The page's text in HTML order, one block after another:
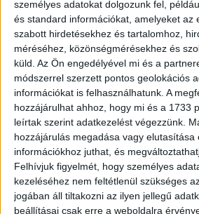
személyes adatokat dolgozunk fel,
és standard információkat, amelyeket az
szabott hirdetésekhez és tartalomhoz,
méréséhez, közönségmérésekhez és
küld. Az Ön engedélyével mi és a
módszerrel szerzett pontos geolokációs
információkat is felhasználhatunk. A
hozzájárulhat ahhoz, hogy mi és a 1733
leírtak szerint adatkezelést végezzünk.
hozzájárulás megadása vagy elutasítása
információkhoz juthat, és
Felhívjuk figyelmét, hogy személyes
kezeléséhez nem feltétlenül szükséges
jogában áll tiltakozni az ilyen jellegű
beállításai csak erre a weboldalra
„A kihasználtsági rátánkat persze
két százalékkal feljebb tornázni, de
a nagy sportesemények
fizetőképességű vendégeket
nyári szezon akár 25 százalékos
árbevételünkben” – hangsúlyozta
A rendkívüli vendégszámot
vizes VB megrendezése időben
1 autóversennyel, miközben a július
turisztikai főszezon közepének